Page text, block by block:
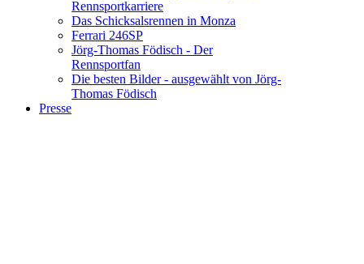
Rennsportkarriere
Das Schicksalsrennen in Monza
Ferrari 246SP
Jörg-Thomas Födisch - Der
Rennsportfan
Die besten Bilder - ausgewählt von Jörg-
Thomas Födisch
Presse